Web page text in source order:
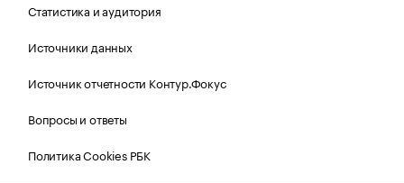
Статистика и аудитория
Источники данных
Источник отчетности Контур.Фокус
Вопросы и ответы
Политика Cookies РБК